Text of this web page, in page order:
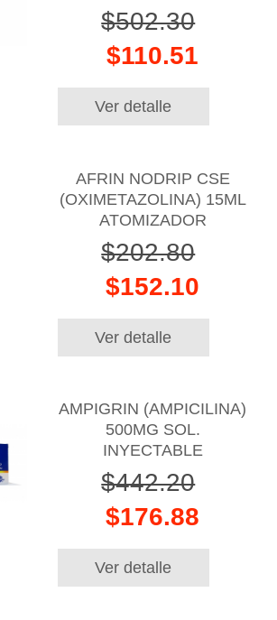
$502.30
$110.51
Ver detalle
AFRIN NODRIP CSE
(OXIMETAZOLINA) 15ML
ATOMIZADOR
$202.80
$152.10
Ver detalle
AMPIGRIN (AMPICILINA)
500MG SOL.
INYECTABLE
$442.20
$176.88
Ver detalle